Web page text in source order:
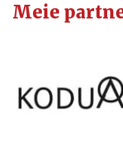
Meie